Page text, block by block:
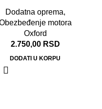
Dodatna oprema,
motora
Oxford
2.750,00 RSD
DODATI U KORPU